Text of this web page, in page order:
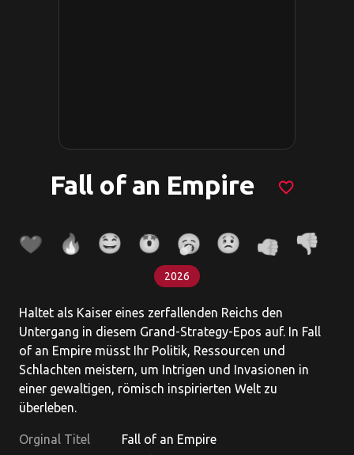
Fall of an Empire favorite_border
2026
Haltet als Kaiser eines zerfallenden Reichs den
Untergang in diesem Grand-Strategy-Epos auf. In Fall
of an Empire müsst Ihr Politik, Ressourcen und
Schlachten meistern, um Intrigen und Invasionen in
einer gewaltigen, römisch inspirierten Welt zu
überleben.
Orginal Titel
Fall of an Empire